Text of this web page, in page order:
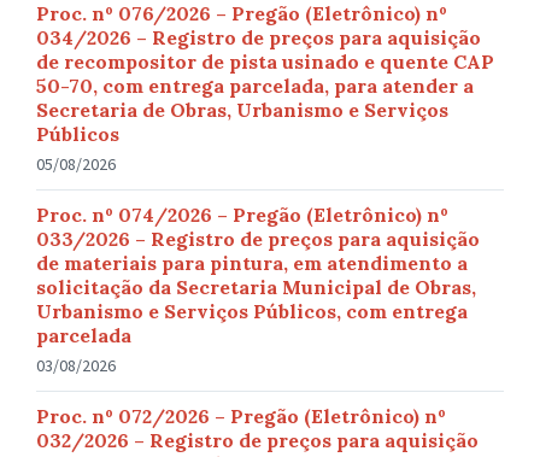
Proc. nº 076/2026 – Pregão (Eletrônico) nº
034/2026 – Registro de preços para aquisição
de recompositor de pista usinado e quente CAP
50-70, com entrega parcelada, para atender a
Secretaria de Obras, Urbanismo e Serviços
Públicos
05/08/2026
Proc. nº 074/2026 – Pregão (Eletrônico) nº
033/2026 – Registro de preços para aquisição
de materiais para pintura, em atendimento a
solicitação da Secretaria Municipal de Obras,
Urbanismo e Serviços Públicos, com entrega
parcelada
03/08/2026
Proc. nº 072/2026 – Pregão (Eletrônico) nº
032/2026 – Registro de preços para aquisição